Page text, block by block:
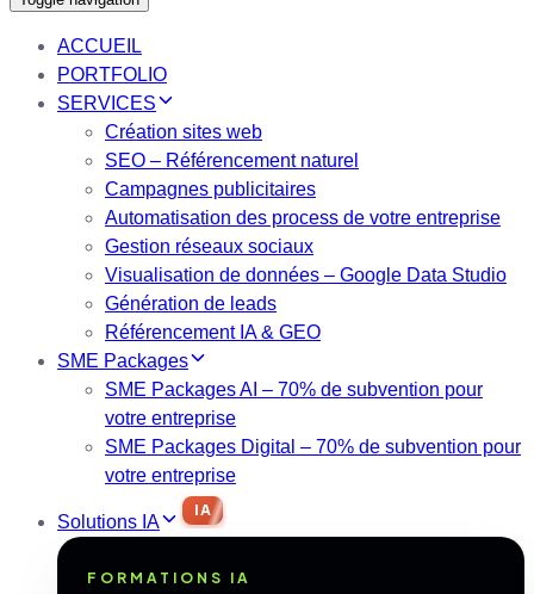
ACCUEIL
PORTFOLIO
SERVICES
Création sites web
SEO – Référencement naturel
Campagnes publicitaires
Automatisation des process de votre entreprise
Gestion réseaux sociaux
Visualisation de données – Google Data Studio
Génération de leads
Référencement IA & GEO
SME Packages
SME Packages AI – 70% de subvention pour
votre entreprise
SME Packages Digital – 70% de subvention pour
votre entreprise
Solutions IA
IA
FORMATIONS IA